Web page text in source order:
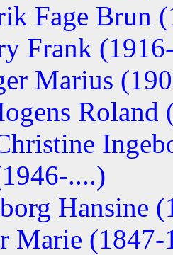
Fage Brun
Frank
Marius
Roland
....)
Hansine
Marie (1847-